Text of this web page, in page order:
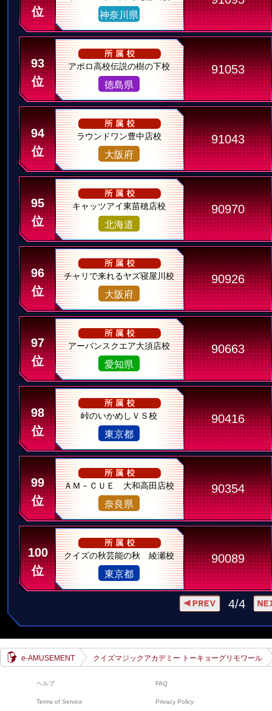
位 神奈川県
93
位
アポロ高校伝説の樹の下校
徳島県
91053
94
位
ラウンドワン豊中店校
大阪府
91043
95
位
キャッツアイ東苗穂店校
北海道
90970
96
位
チャリで来れるヤズ寝屋川校
大阪府
90926
97
位
アーバンスクエア大須店校
愛知県
90663
98
位
峠のいかめしＶＳ校
東京都
90416
99
位
ＡＭ－ＣＵＥ 大和高田店校
奈良県
90354
100
位
クイズの秋芸能の秋 綾瀬校
東京都
90089
4/4
e-AMUSEMENT クイズマジックアカデミー トーキョーグリモワール
ヘルプ FAQ
Terms of Service Privacy Policy